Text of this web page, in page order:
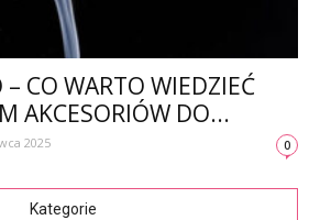
CO WARTO WIEDZIEĆ
AKCESORIÓW DO...
2025 0
Kategorie